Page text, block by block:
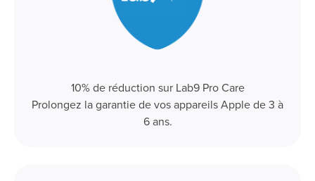
10% de réduction sur Lab9 Pro Care
Prolongez la garantie de vos appareils Apple de 3 à
6 ans.